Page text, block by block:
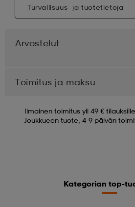
Turvallisuus- ja tuotetietoja
Arvostelut
Toimitus ja maksu
Ilmainen toimitus yli 49 €
Joukkueen tuote, 4-9 päivän
Kategorian top-